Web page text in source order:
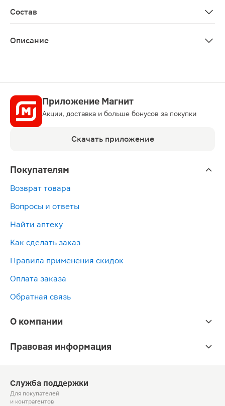
Состав
Описание
Приложение Магнит
Акции, доставка и больше бонусов за покупки
Скачать приложение
Покупателям
Возврат товара
Вопросы и ответы
Найти аптеку
Как сделать заказ
Правила применения скидок
Оплата заказа
Обратная связь
О компании
Правовая информация
Служба поддержки
Для покупателей
и контрагентов